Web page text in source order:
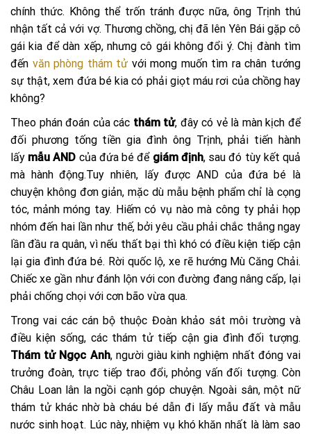
chính thức. Không thể trốn tránh được nữa, ông Trịnh thú
nhận tất cả với vợ. Thương chồng, chị đã lên Yên Bái gặp cô
gái kia để dàn xếp, nhưng cô gái không đổi ý. Chị đành tìm
đến văn phòng thám tử với mong muốn tìm ra chân tướng
sự thật, xem đứa bé kia có phải giọt máu rơi của chồng hay
không?
Theo phán đoán của các thám tử, đây có vẻ là màn kịch để
đối phương tống tiền gia đình ông Trịnh, phải tiến hành
lấy mẫu AND của đứa bé để giám định, sau đó tùy kết quả
mà hành động.Tuy nhiên, lấy được AND của đứa bé là
chuyện không đơn giản, mặc dù mẫu bệnh phẩm chỉ là cọng
tóc, mảnh móng tay. Hiếm có vụ nào mà công ty phải họp
nhóm đến hai lần như thế, bởi yêu cầu phải chắc thắng ngay
lần đầu ra quân, vì nếu thất bại thì khó có điều kiện tiếp cận
lại gia đình đứa bé. Rời quốc lộ, xe rẽ hướng Mù Căng Chải.
Chiếc xe gần như đánh lộn với con đường đang nâng cấp, lại
phải chống chọi với cơn bão vừa qua.
Trong vai các cán bộ thuộc Đoàn khảo sát môi trường và
điều kiện sống, các thám tử tiếp cận gia đình đối tượng.
Thám tử Ngọc Anh, người giàu kinh nghiệm nhất đóng vai
trưởng đoàn, trực tiếp trao đổi, phỏng vấn đối tượng. Còn
Châu Loan lân la ngồi cạnh góp chuyện. Ngoài sân, một nữ
thám tử khác nhờ bà cháu bé dẫn đi lấy mẫu đất và mẫu
nước sinh hoạt. Lúc này, nhiệm vụ khó khăn nhất là làm sao